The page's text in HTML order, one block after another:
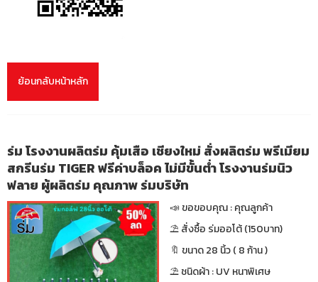
ย้อนกลับหน้าหลัก
ร่ม โรงงานผลิตร่ม คุ้มเสือ เชียงใหม่ สั่งผลิตร่ม พรีเมียม
สกรีนร่ม TIGER ฟรีค่าบล็อค ไม่มีขั้นต่ำ โรงงานร่มนิว
ฟลาย ผู้ผลิตร่ม คุณภาพ ร่มบริษัท
📣 ขอขอบคุณ : คุณลูกค้า
⛱ สั่งซื้อ ร่มออโต้ (150บาท)
🔖 ขนาด 28 นิ้ว ( 8 ก้าน )
⛱ ชนิดผ้า : UV หนาพิเศษ